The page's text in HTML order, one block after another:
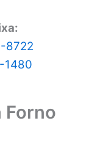
8722
1480
Forno